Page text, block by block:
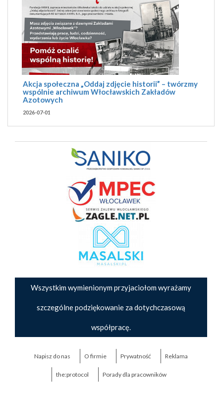
Akcja społeczna „Oddaj zdjęcie historii” – twórzmy
wspólnie archiwum Włocławskich Zakładów
Azotowych
2026-07-01
Wszystkim wymienionym przyjaciołom wyrażamy
szczególne podziękowanie za dotychczasową
współpracę.
Napisz do nas O firmie Prywatność Reklama
the:protocol Porady dla pracowników